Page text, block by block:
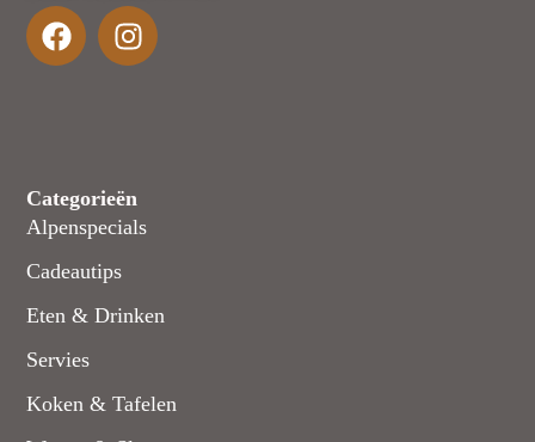
Categorieën
Alpenspecials
Cadeautips
Eten & Drinken
Servies
Koken & Tafelen